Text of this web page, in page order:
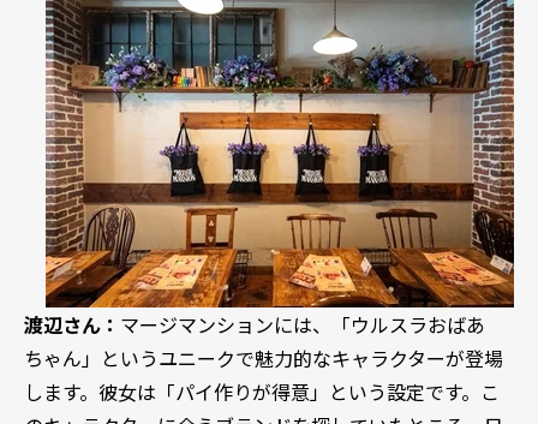
渡辺さん： マージマンションには、「ウルスラおばあ
ちゃん」というユニークで魅力的なキャラクターが登場
します。彼女は「パイ作りが得意」という設定です。こ